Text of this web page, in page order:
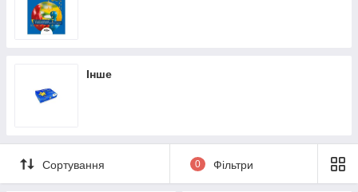
Інше
Сортування 0 Фільтри